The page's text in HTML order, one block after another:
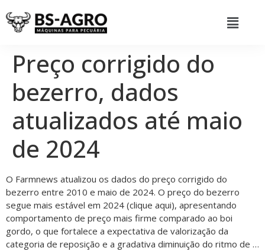
Preço corrigido do
bezerro, dados
atualizados até maio
de 2024
O Farmnews atualizou os dados do preço corrigido do
bezerro entre 2010 e maio de 2024. O preço do bezerro
segue mais estável em 2024 (clique aqui), apresentando
comportamento de preço mais firme comparado ao boi
gordo, o que fortalece a expectativa de valorização da
categoria de reposição e a gradativa diminuição do ritmo de …